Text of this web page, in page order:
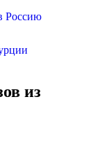
Россию
из